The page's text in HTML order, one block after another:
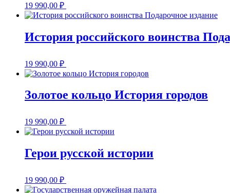
19 990,00 ₽
История российского воинства
19 990,00 ₽
Золотое кольцо История городов
19 990,00 ₽
Герои русской истории
19 990,00 ₽